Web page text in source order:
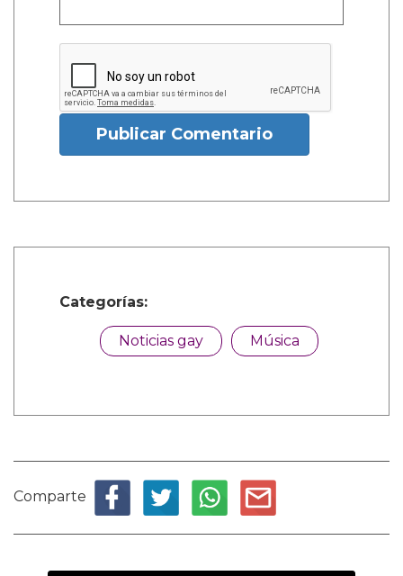
Publicar Comentario
Categorías:
Noticias gay Música
Comparte